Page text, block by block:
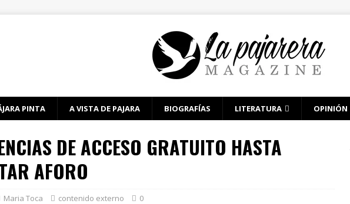
PINTA A VISTA DE PAJARA BIOGRAFÍAS LITERATURA OPINIÓN
DE ACCESO GRATUITO HASTA
AFORO
Maria Toca contenido externo 0